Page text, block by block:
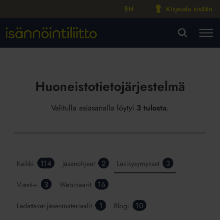
EN Kirjaudu sisään
Huoneistotietojärjestelmä
Valitulla asiasanalla löytyi 3 tulosta.
Kaikki 114 Jäsenohjeet 2 Lakikysymykset 3
Viesti+ 3 Webinaarit 16
Ladattavat jäsenmateriaalit 1 Blogi 10